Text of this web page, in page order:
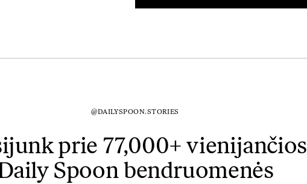
@DAILYSPOON.STORIES
prie 77,000+ vienijančios
Spoon bendruomenės